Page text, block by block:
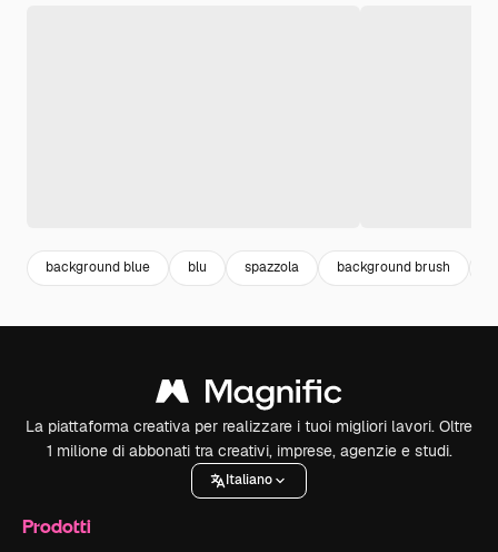
background blue blu spazzola background brush
La piattaforma creativa per realizzare i tuoi migliori lavori. Oltre
1 milione di abbonati tra creativi, imprese, agenzie e studi.
Italiano
Prodotti